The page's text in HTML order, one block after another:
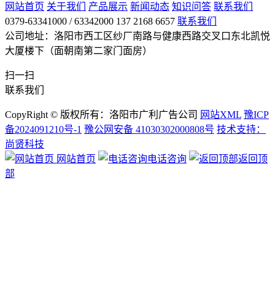
网站首页 关于我们 产品展示 新闻动态 知识问答 联系我们
0379-63341000 / 63342000 137 2168 6657 联系我们
公司地址：洛阳市西工区纱厂南路与健康西路交叉口东北凯悦
大厦楼下（面朝南第二家门面房）
扫一扫
联系我们
CopyRight © 版权所有：洛阳市广利广告公司 网站XML 豫ICP
备2024091210号-1 豫公网安备 41030302000808号 技术支持：
尚贤科技
网站首页
电话咨询
返回顶
部